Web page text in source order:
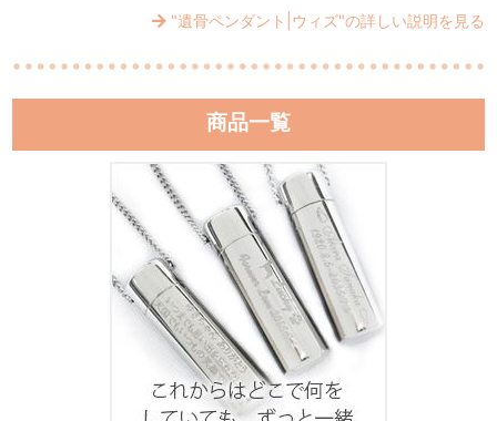
"遺骨ペンダント|ウィズ"の詳しい説明を見る
商品一覧